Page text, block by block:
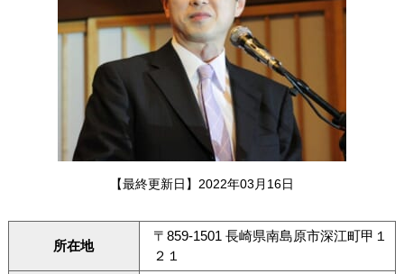
【最終更新日】2022年03月16日
所在地
〒859-1501 長崎県南島原市深江町甲１
２１